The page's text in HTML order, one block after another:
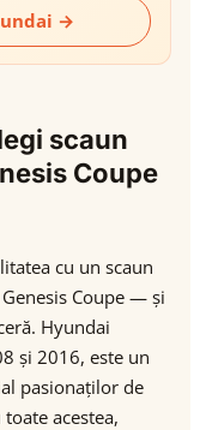
→
scaun
Coupe
cu un scaun
Coupe — și
Hyundai
și 2016, este un
pasionaților de
acestea,